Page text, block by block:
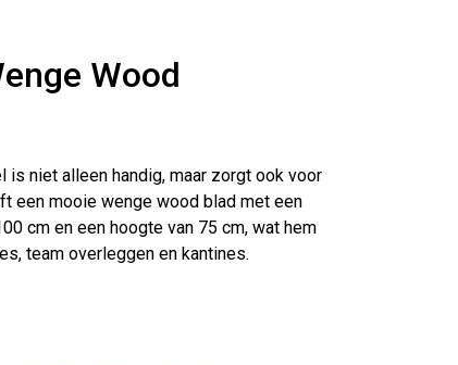
Wood
niet alleen handig, maar zorgt ook voor
een mooie wenge wood blad met een
cm en een hoogte van 75 cm, wat hem
team overleggen en kantines.